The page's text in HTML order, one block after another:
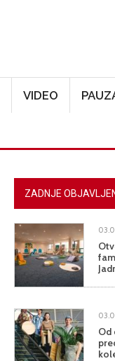
VIDEO
ZADNJE
Od